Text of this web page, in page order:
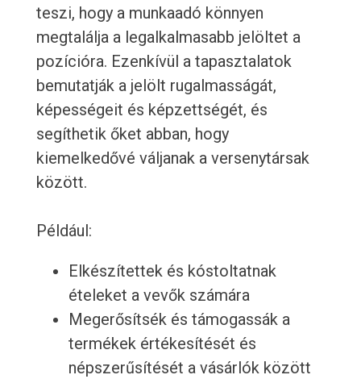
teszi, hogy a munkaadó könnyen
megtalálja a legalkalmasabb jelöltet a
pozícióra. Ezenkívül a tapasztalatok
bemutatják a jelölt rugalmasságát,
képességeit és képzettségét, és
segíthetik őket abban, hogy
kiemelkedővé váljanak a versenytársak
között.
Például:
Elkészítettek és kóstoltatnak
ételeket a vevők számára
Megerősítsék és támogassák a
termékek értékesítését és
népszerűsítését a vásárlók között